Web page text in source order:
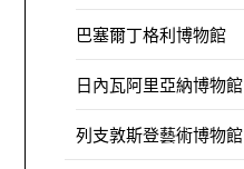
巴塞爾丁格利博物館
日內瓦阿里亞納博物館
列支敦斯登藝術博物館